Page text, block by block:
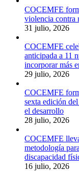
COCEMFE
violencia contra
31 julio, 2026
COCEMFE
anticipada a 11
incorporar más
29 julio, 2026
COCEMFE
sexta edición
el desarrollo
28 julio, 2026
COCEMFE
metodología
discapacidad
16 julio, 2026